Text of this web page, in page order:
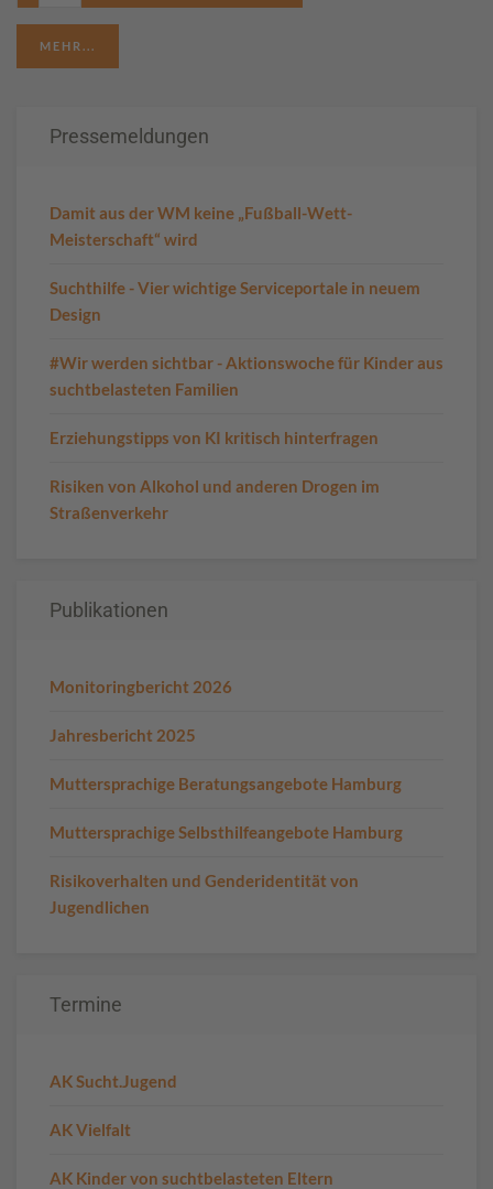
MEHR...
Pressemeldungen
Damit aus der WM keine „Fußball-Wett-
Meisterschaft“ wird
Suchthilfe - Vier wichtige Serviceportale in neuem
Design
#Wir werden sichtbar - Aktionswoche für Kinder aus
suchtbelasteten Familien
Erziehungstipps von KI kritisch hinterfragen
Risiken von Alkohol und anderen Drogen im
Straßenverkehr
Publikationen
Monitoringbericht 2026
Jahresbericht 2025
Muttersprachige Beratungsangebote Hamburg
Muttersprachige Selbsthilfeangebote Hamburg
Risikoverhalten und Genderidentität von
Jugendlichen
Termine
AK Sucht.Jugend
AK Vielfalt
AK Kinder von suchtbelasteten Eltern